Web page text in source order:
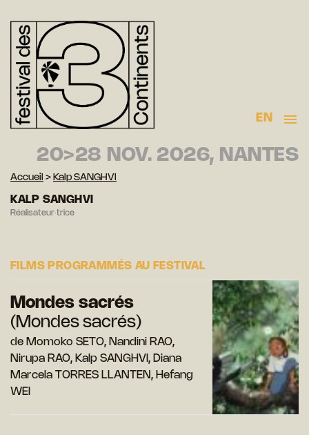
EN
20>28 NOV. 2026, NANTES
Accueil > Kalp SANGHVI
KALP SANGHVI
Réalisateur·trice
FILMS PROGRAMMÉS AU FESTIVAL
Mondes sacrés
(Mondes sacrés)
de Momoko SETO, Nandini RAO,
Nirupa RAO, Kalp SANGHVI, Diana
Marcela TORRES LLANTEN, Hefang
WEI